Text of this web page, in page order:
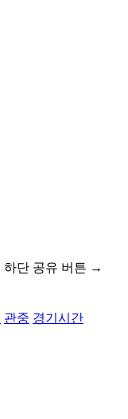
하단 공유 버튼 →
관중 경기시간